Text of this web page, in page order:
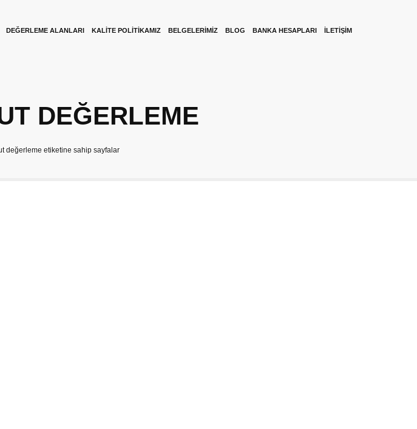
DEĞERLEME ALANLARI KALITE POLITIKAMIZ BELGELERIMIZ BLOG BANKA HESAPLARI İLETIŞIM
DEĞERLEME
değerleme etiketine sahip sayfalar